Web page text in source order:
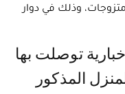
7 سيدات، 3 منهن متزوجات، وذلك في دوار
المذكور